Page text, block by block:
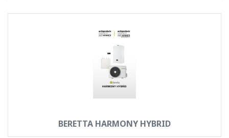
BERETTA HARMONY HYBRID